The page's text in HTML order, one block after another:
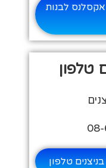
לבנות
טלפון
טלפון